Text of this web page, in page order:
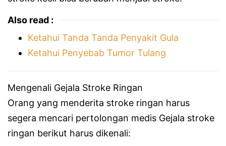
Also read :
Ketahui Tanda Tanda Penyakit Gula
Ketahui Penyebab Tumor Tulang
Mengenali Gejala Stroke Ringan
Orang yang menderita stroke ringan harus
segera mencari pertolongan medis Gejala stroke
ringan berikut harus dikenali: